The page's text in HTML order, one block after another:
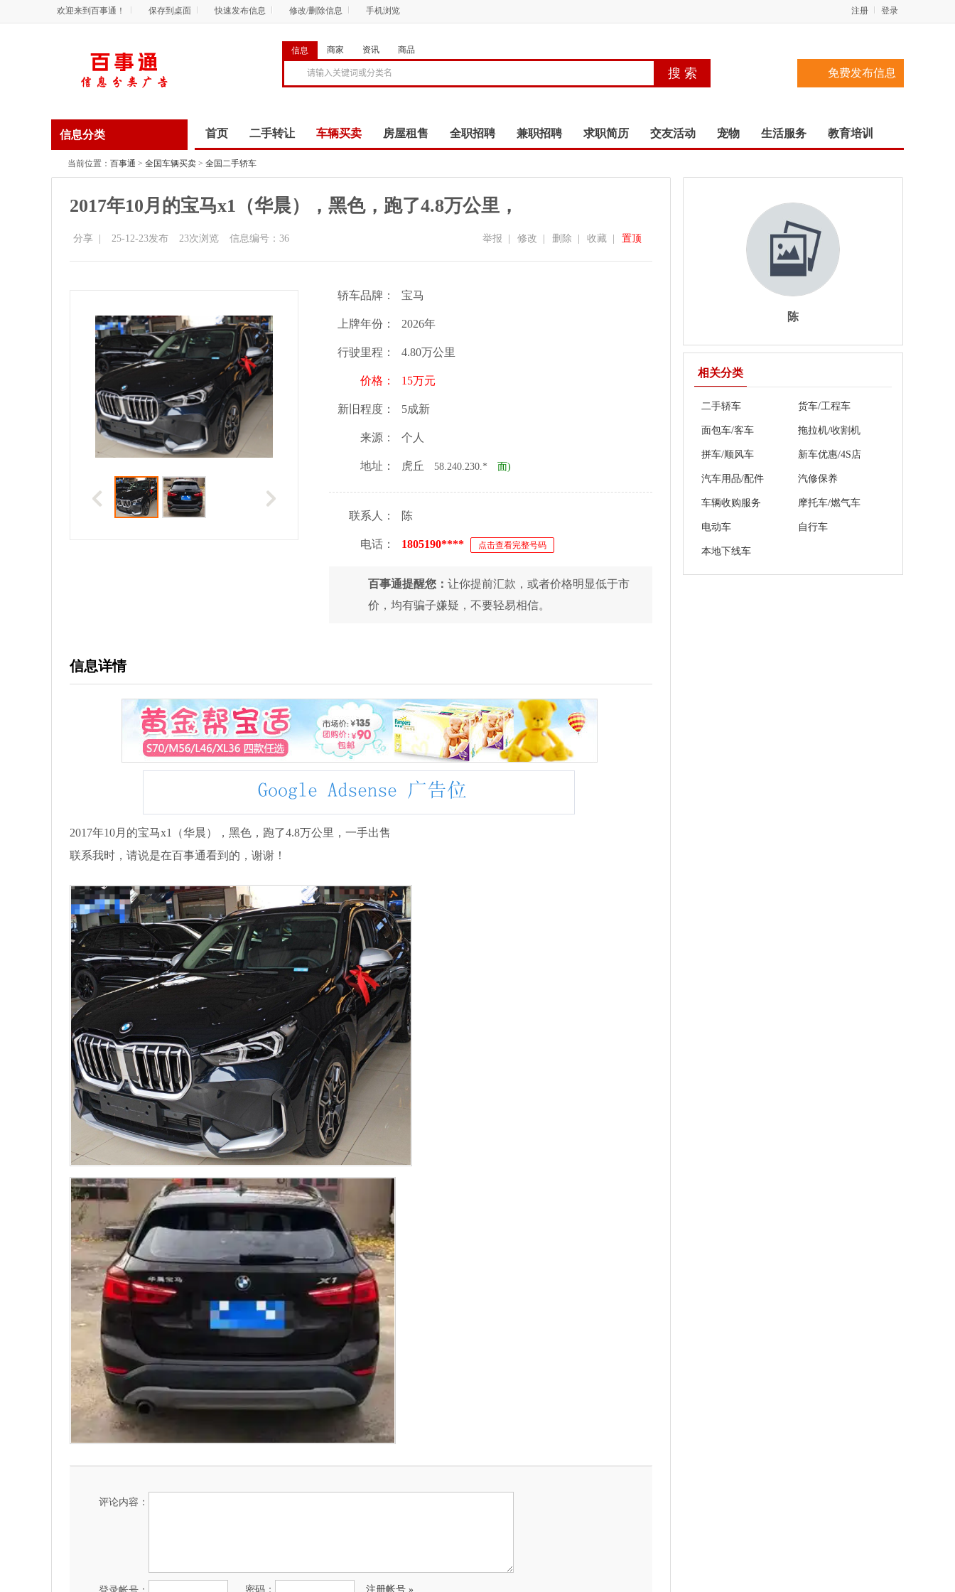
欢迎来到百事通！ 保存到桌面 快速发布信息 修改/删除信息 手机浏览 登录
注册
免费发布信息
信息 商家 资讯 商品
信息分类 首页 二手转让 车辆买卖 房屋租售 全职招聘 兼职招聘 求职简历 交友活动 宠物 生活服务 教育培训
商务服务
当前位置： 百事通 > 全国车辆买卖 > 全国二手轿车
2017年10月的宝马x1（华晨），黑色，跑了4.8万公里，
分享 25-12-23发布 23次浏览 信息编号：36 置顶
收藏
删除
修改
举报
轿车品牌： 宝马
上牌年份： 2026年
行驶里程： 4.80万公里
价格： 15万元
新旧程度： 5成新
来源： 个人
地址： 虎丘 58.240.230.* 面)
联系人： 陈
电话： 1805190**** 点击查看完整号码
百事通提醒您： 让你提前汇款，或者价格明显低于市
价，均有骗子嫌疑，不要轻易相信。
信息详情
2017年10月的宝马x1（华晨），黑色，跑了4.8万公里，一手出售
联系我时，请说是在百事通看到的，谢谢！
评论内容：
密码： 注册帐号 »
陈
相关分类
二手轿车 货车/工程车
面包车/客车 拖拉机/收割机
拼车/顺风车 新车优惠/4S店
汽车用品/配件 汽修保养
车辆收购服务 摩托车/燃气车
电动车 自行车
本地下线车